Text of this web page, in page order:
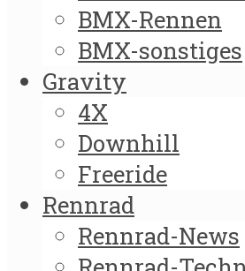
BMX-Rennen
BMX-sonstiges
Gravity
4X
Downhill
Freeride
Rennrad
Rennrad-News